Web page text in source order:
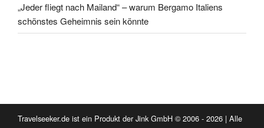
„Jeder fliegt nach Mailand“ – warum Bergamo Italiens
schönstes Geheimnis sein könnte
Travelseeker.de ist ein Produkt der Jink GmbH © 2006 - 2026 | Alle